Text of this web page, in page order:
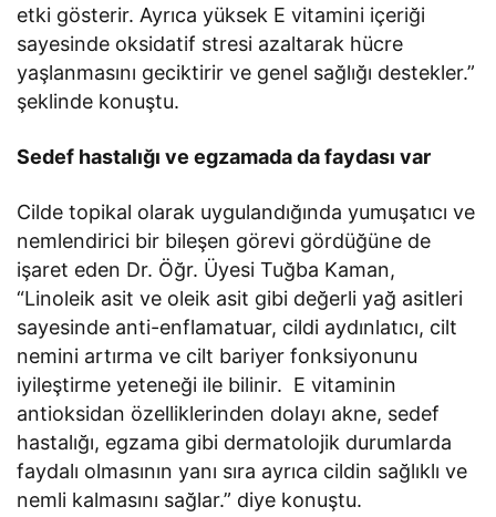
etki gösterir. Ayrıca yüksek E vitamini içeriği
sayesinde oksidatif stresi azaltarak hücre
yaşlanmasını geciktirir ve genel sağlığı destekler.”
şeklinde konuştu.
Sedef hastalığı ve egzamada da faydası var
Cilde topikal olarak uygulandığında yumuşatıcı ve
nemlendirici bir bileşen görevi gördüğüne de
işaret eden Dr. Öğr. Üyesi Tuğba Kaman,
“Linoleik asit ve oleik asit gibi değerli yağ asitleri
sayesinde anti-enflamatuar, cildi aydınlatıcı, cilt
nemini artırma ve cilt bariyer fonksiyonunu
iyileştirme yeteneği ile bilinir. E vitaminin
antioksidan özelliklerinden dolayı akne, sedef
hastalığı, egzama gibi dermatolojik durumlarda
faydalı olmasının yanı sıra ayrıca cildin sağlıklı ve
nemli kalmasını sağlar.” diye konuştu.